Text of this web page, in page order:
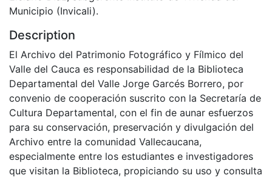
Municipio (Invicali).
Description
El Archivo del Patrimonio Fotográfico y Fílmico del
Valle del Cauca es responsabilidad de la Biblioteca
Departamental del Valle Jorge Garcés Borrero, por
convenio de cooperación suscrito con la Secretaría de
Cultura Departamental, con el fin de aunar esfuerzos
para su conservación, preservación y divulgación del
Archivo entre la comunidad Vallecaucana,
especialmente entre los estudiantes e investigadores
que visitan la Biblioteca, propiciando su uso y consulta